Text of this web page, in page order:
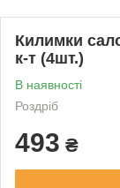
Килимки
к-т (4шт.)
В наявності
Роздріб
493 ₴